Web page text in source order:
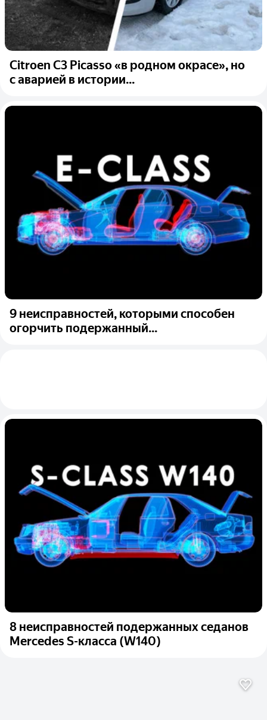
Citroen C3 Picasso «в родном окрасе», но
с аварией в истории...
9 неисправностей, которыми способен
огорчить подержанный...
8 неисправностей подержанных седанов
Mercedes S-класса (W140)